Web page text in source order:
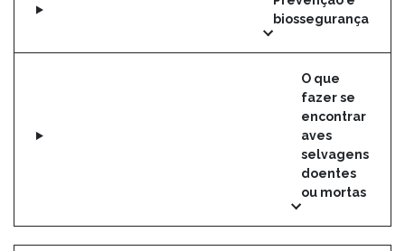
biossegurança
O que
fazer se
encontrar
aves
selvagens
doentes
ou mortas